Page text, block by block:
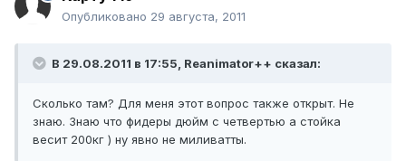
Опубликовано 29 августа, 2011
В 29.08.2011 в 17:55, Reanimator++ сказал:
Сколько там? Для меня этот вопрос также открыт. Не
знаю. Знаю что фидеры дюйм с четвертью а стойка
весит 200кг ) ну явно не миливатты.